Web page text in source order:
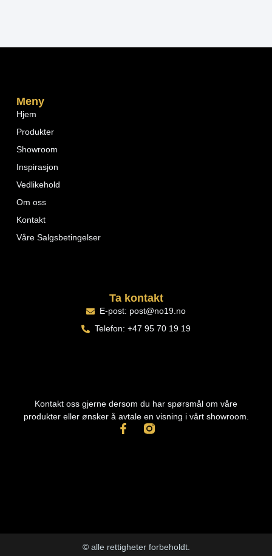
Kontakt oss gjerne dersom du har spørsmål om våre
produkter eller ønsker å avtale en visning i vårt showroom.
Meny
Hjem
Produkter
Showroom
Inspirasjon
Vedlikehold
Om oss
Kontakt
Våre Salgsbetingelser
Ta kontakt
E-post: post@no19.no
Telefon: +47 95 70 19 19
© alle rettigheter forbeholdt.